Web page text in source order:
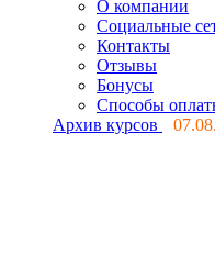
О компании
Социальные
Контакты
Отзывы
Бонусы
Способы
Архив курсов